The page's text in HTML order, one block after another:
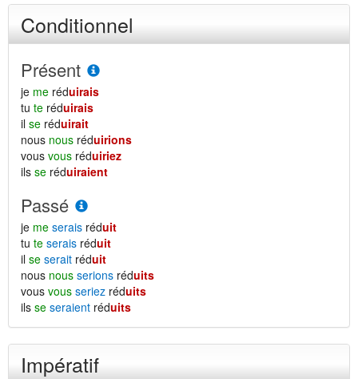
Conditionnel
Présent
je me réduirais
tu te réduirais
il se réduirait
nous nous réduirions
vous vous réduiriez
ils se réduiraient
Passé
je me serais réduit
tu te serais réduit
il se serait réduit
nous nous serions réduits
vous vous seriez réduits
ils se seraient réduits
Impératif